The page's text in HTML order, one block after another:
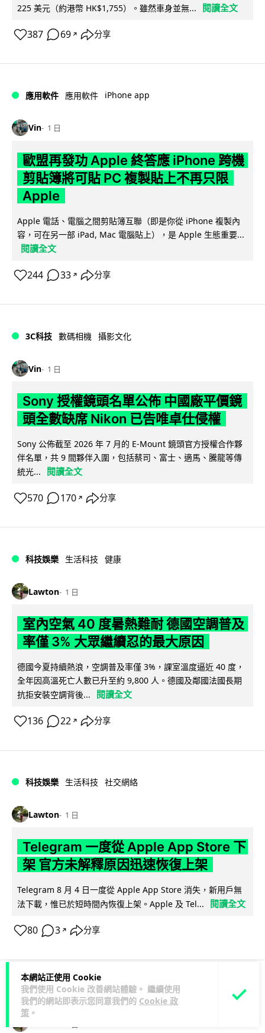
本網站正使用 Cookie
我們使用 Cookie 改善網站體驗。 繼續使用
我們的網站即表示您同意我們的 Cookie 政
策 。
225 美元（約港幣 HK$1,755）。雖然車身並無...
閱讀全文
387 69 ↗ 分享
應用軟件 應用軟件 iPhone app
Vin 1 日
歐盟再發功 Apple 終答應 iPhone 跨機
剪貼簿將可貼 PC 複製貼上不再只限
Apple
Apple 電話、電腦之間剪貼簿互聯（即是你從 iPhone 複製內
容，可在另一部 iPad, Mac 電腦貼上），是 Apple 生態重要...
閱讀全文
244 33 ↗ 分享
3C科技 數碼相機 攝影文化
Vin 1 日
Sony 授權鏡頭名單公佈 中國廠平價鏡
頭全數缺席 Nikon 已告唯卓仕侵權
Sony 公佈截至 2026 年 7 月的 E-Mount 鏡頭官方授權合作夥
伴名單，共 9 間夥伴入圍，包括蔡司、富士、適馬、騰龍等傳
統光...
閱讀全文
570 170 ↗ 分享
科技娛樂 生活科技 健康
Lawton 1 日
室內空氣 40 度暑熱難耐 德國空調普及
率僅 3% 大眾繼續忍的最大原因
德國今夏持續熱浪，空調普及率僅 3%，課室溫度逼近 40 度，
全年因高溫死亡人數已升至約 9,800 人。德國及鄰國法國長期
抗拒安裝空調背後...
閱讀全文
136 22 ↗ 分享
科技娛樂 生活科技 社交網絡
Lawton 1 日
Telegram 一度從 Apple App Store 下
架 官方未解釋原因迅速恢復上架
Telegram 8 月 4 日一度從 Apple App Store 消失，新用戶無
法下載，惟已於短時間內恢復上架。Apple 及 Tel...
閱讀全文
80 3 ↗ 分享
科技娛樂 生活娛樂 城中熱話